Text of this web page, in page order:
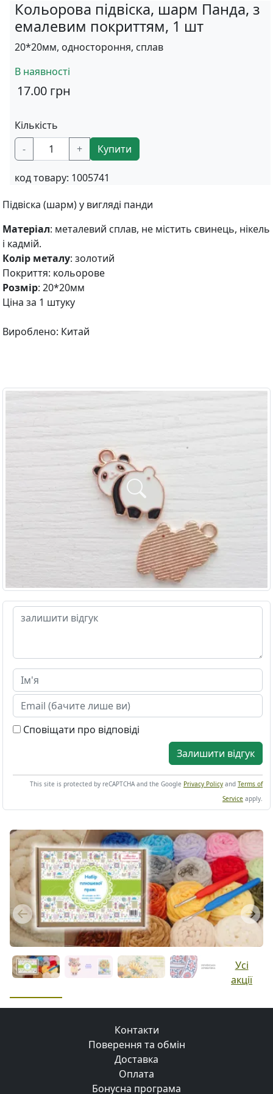
Кольорова підвіска, шарм Панда, з
емалевим покриттям, 1 шт
20*20мм, одностороння, сплав
В наявності
17.00 грн
Кількість
-
+ Купити
код товару: 1005741
Підвіска (шарм) у вигляді панди
Матеріал: металевий сплав, не містить свинець, нікель
і кадмій.
Колір металу: золотий
Покриття: кольорове
Розмір: 20*20мм
Ціна за 1 штуку
Вироблено: Китай
Сповіщати про відповіді
Залишити відгук
This site is protected by reCAPTCHA and the Google Privacy Policy and Terms of
Service apply.
Previous Next
Усі
акції
Контакти
Поверення та обмін
Доставка
Оплата
Бонусна програма